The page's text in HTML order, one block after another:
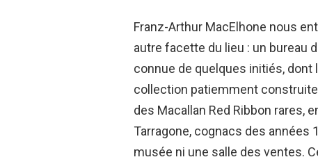
Franz-Arthur MacElhone nous
autre facette du lieu : un bureau
connue de quelques initiés, dont
collection patiemment
des Macallan Red Ribbon rares,
Tarragone, cognacs des années
musée ni une salle des ventes.